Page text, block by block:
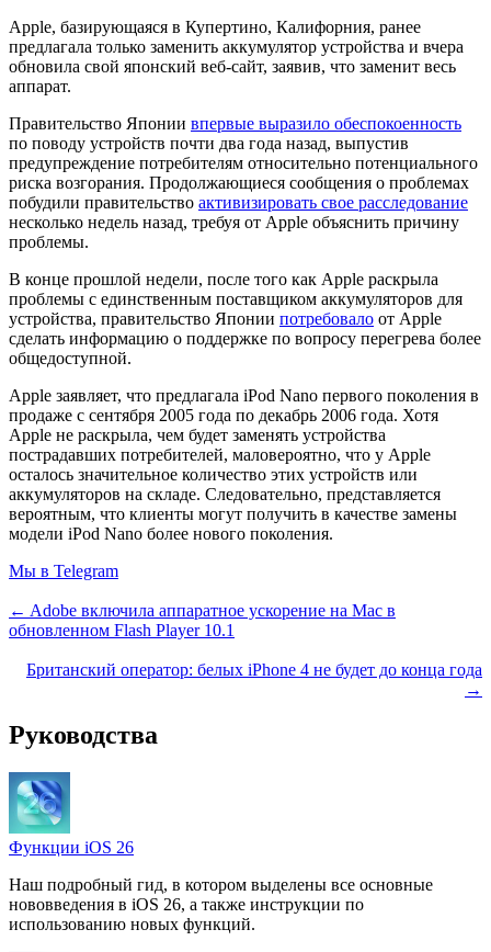
Apple, базирующаяся в Купертино, Калифорния, ранее
предлагала только заменить аккумулятор устройства и вчера
обновила свой японский веб-сайт, заявив, что заменит весь
аппарат.
Правительство Японии впервые выразило обеспокоенность
по поводу устройств почти два года назад, выпустив
предупреждение потребителям относительно потенциального
риска возгорания. Продолжающиеся сообщения о проблемах
побудили правительство активизировать свое расследование
несколько недель назад, требуя от Apple объяснить причину
проблемы.
В конце прошлой недели, после того как Apple раскрыла
проблемы с единственным поставщиком аккумуляторов для
устройства, правительство Японии потребовало от Apple
сделать информацию о поддержке по вопросу перегрева более
общедоступной.
Apple заявляет, что предлагала iPod Nano первого поколения в
продаже с сентября 2005 года по декабрь 2006 года. Хотя
Apple не раскрыла, чем будет заменять устройства
пострадавших потребителей, маловероятно, что у Apple
осталось значительное количество этих устройств или
аккумуляторов на складе. Следовательно, представляется
вероятным, что клиенты могут получить в качестве замены
модели iPod Nano более нового поколения.
Мы в Telegram
← Adobe включила аппаратное ускорение на Mac в
обновленном Flash Player 10.1
Британский оператор: белых iPhone 4 не будет до конца года
→
Руководства
Функции iOS 26
Наш подробный гид, в котором выделены все основные
нововведения в iOS 26, а также инструкции по
использованию новых функций.